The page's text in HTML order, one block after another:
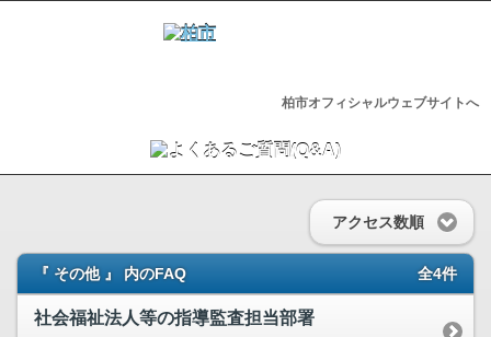
柏市オフィシャルウェブサイトへ
アクセス数順
『 その他 』 内のFAQ 全4件
社会福祉法人等の指導監査担当部署